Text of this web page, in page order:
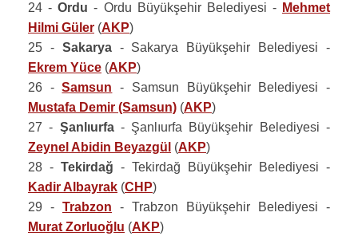
24 -Ordu - Ordu Büyükşehir Belediyesi - Mehmet
Hilmi Güler (AKP)
25 - Sakarya- Sakarya Büyükşehir Belediyesi -
Ekrem Yüce (AKP)
26 -Samsun - Samsun Büyükşehir Belediyesi -
Mustafa Demir (Samsun) (AKP)
27 - Şanlıurfa- Şanlıurfa Büyükşehir Belediyesi -
Zeynel Abidin Beyazgül (AKP)
28 - Tekirdağ - Tekirdağ Büyükşehir Belediyesi -
Kadir Albayrak (CHP)
29 - Trabzon - Trabzon Büyükşehir Belediyesi -
Murat Zorluoğlu (AKP)